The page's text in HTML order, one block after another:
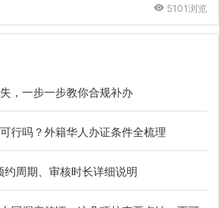
5101浏览
，一步一步教你合规补办
行吗？外籍华人办证条件全梳理
周期、审核时长详细说明